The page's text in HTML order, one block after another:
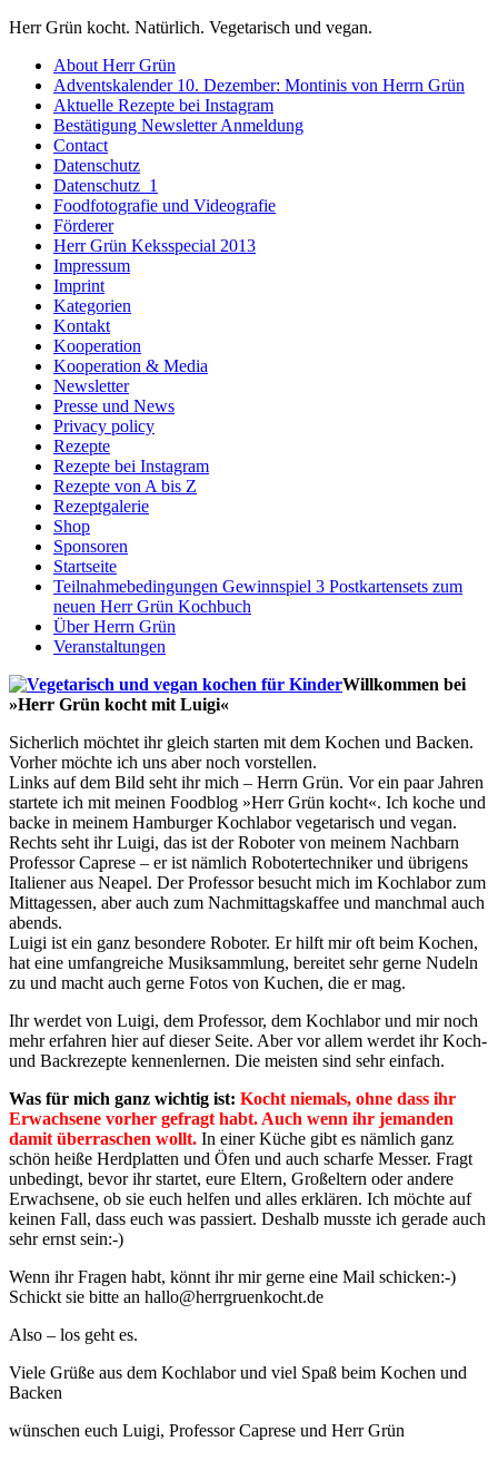
Herr Grün kocht. Natürlich. Vegetarisch und vegan.
About Herr Grün
Adventskalender 10. Dezember: Montinis von Herrn Grün
Aktuelle Rezepte bei Instagram
Bestätigung Newsletter Anmeldung
Contact
Datenschutz
Datenschutz_1
Foodfotografie und Videografie
Förderer
Herr Grün Keksspecial 2013
Impressum
Imprint
Kategorien
Kontakt
Kooperation
Kooperation & Media
Newsletter
Presse und News
Privacy policy
Rezepte
Rezepte bei Instagram
Rezepte von A bis Z
Rezeptgalerie
Shop
Sponsoren
Startseite
Teilnahmebedingungen Gewinnspiel 3 Postkartensets zum
neuen Herr Grün Kochbuch
Über Herrn Grün
Veranstaltungen
Willkommen bei
»Herr Grün kocht mit Luigi«
Sicherlich möchtet ihr gleich starten mit dem Kochen und Backen.
Vorher möchte ich uns aber noch vorstellen.
Links auf dem Bild seht ihr mich – Herrn Grün. Vor ein paar Jahren
startete ich mit meinen Foodblog »Herr Grün kocht«. Ich koche und
backe in meinem Hamburger Kochlabor vegetarisch und vegan.
Rechts seht ihr Luigi, das ist der Roboter von meinem Nachbarn
Professor Caprese – er ist nämlich Robotertechniker und übrigens
Italiener aus Neapel. Der Professor besucht mich im Kochlabor zum
Mittagessen, aber auch zum Nachmittagskaffee und manchmal auch
abends.
Luigi ist ein ganz besondere Roboter. Er hilft mir oft beim Kochen,
hat eine umfangreiche Musiksammlung, bereitet sehr gerne Nudeln
zu und macht auch gerne Fotos von Kuchen, die er mag.
Ihr werdet von Luigi, dem Professor, dem Kochlabor und mir noch
mehr erfahren hier auf dieser Seite. Aber vor allem werdet ihr Koch-
und Backrezepte kennenlernen. Die meisten sind sehr einfach.
Was für mich ganz wichtig ist: Kocht niemals, ohne dass ihr
Erwachsene vorher gefragt habt. Auch wenn ihr jemanden
damit überraschen wollt. In einer Küche gibt es nämlich ganz
schön heiße Herdplatten und Öfen und auch scharfe Messer. Fragt
unbedingt, bevor ihr startet, eure Eltern, Großeltern oder andere
Erwachsene, ob sie euch helfen und alles erklären. Ich möchte auf
keinen Fall, dass euch was passiert. Deshalb musste ich gerade auch
sehr ernst sein:-)
Wenn ihr Fragen habt, könnt ihr mir gerne eine Mail schicken:-)
Schickt sie bitte an hallo@herrgruenkocht.de
Also – los geht es.
Viele Grüße aus dem Kochlabor und viel Spaß beim Kochen und
Backen
wünschen euch Luigi, Professor Caprese und Herr Grün